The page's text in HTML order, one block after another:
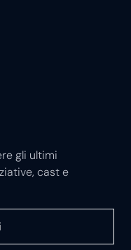
gli ultimi
cast e